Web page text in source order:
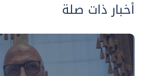
أخبار ذات صلة